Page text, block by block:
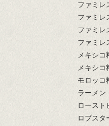
ファミレ
ファミレ
ファミレ
ファミレ
メキシコ
メキシコ
モロッコ
ラーメン
ロースト
ロブスタ